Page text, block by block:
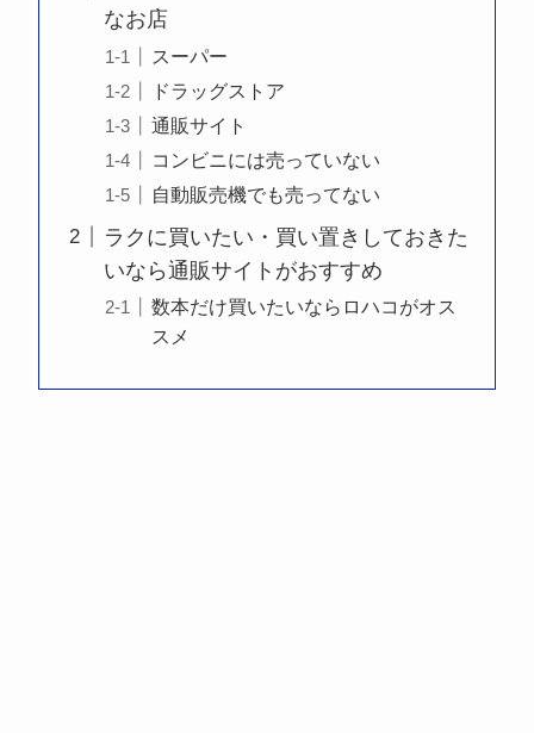
なお店
スーパー
ドラッグストア
通販サイト
コンビニには売っていない
自動販売機でも売ってない
ラクに買いたい・買い置きしておきた
いなら通販サイトがおすすめ
数本だけ買いたいならロハコがオス
スメ